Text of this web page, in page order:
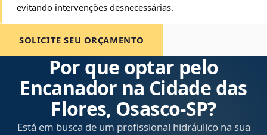
evitando intervenções desnecessárias.
SOLICITE SEU ORÇAMENTO
Por que optar pelo
Encanador na Cidade das
Flores, Osasco‑SP?
Está em busca de um profissional hidráulico na sua